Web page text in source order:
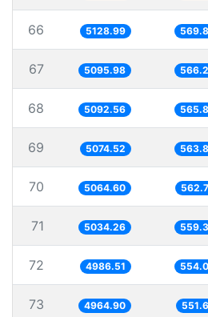
66 5128.99
67 5095.98
68 5092.56
69 5074.52
70 5064.60
71 5034.26
72 4986.51
73 4964.90